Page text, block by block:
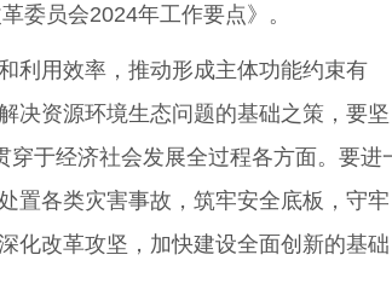
委员会2024年工作要点》。
用效率，推动形成主体功能约束有
决资源环境生态问题的基础之策，要坚
穿于经济社会发展全过程各方面。要进
置各类灾害事故，筑牢安全底板，守牢
化改革攻坚，加快建设全面创新的基础